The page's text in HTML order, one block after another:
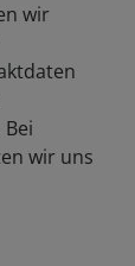
wir
wir uns